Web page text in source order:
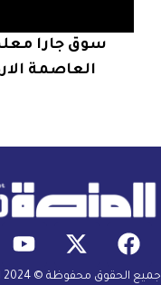
سوق جارا
العاصمة
جميع الحقوق محفوظة © 2024 المنصة 100